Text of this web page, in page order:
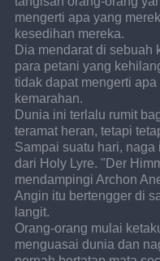
mengerti apa yang
kesedihan mereka.
Dia mendarat di sebuah
para petani yang
tidak dapat mengerti
kemarahan.
Dunia ini terlalu rumit
teramat heran, tetapi
Sampai suatu hari,
dari Holy Lyre. "Der
mendampingi Archon
Angin itu bertengger di
langit.
Orang-orang mulai
menguasai dunia dan